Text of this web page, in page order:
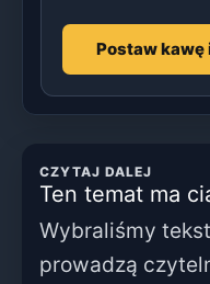
Postaw kawę
CZYTAJ DALEJ
Ten temat ma
Wybraliśmy
prowadzą